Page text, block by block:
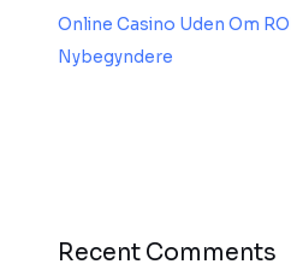
Online Casino Uden Om
Nybegyndere
Recent Comments